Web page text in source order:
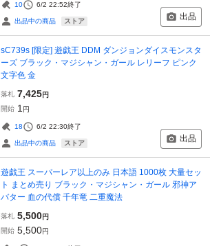
10 6/2 22:52終了
出品中の商品 ストア 出品
sC739s [限定] 遊戯王 DDM ダンジョンダイスモンスタ
ーズ ブラック・マジシャン・ガール レリーフ ピンク
文字色 金
落札 7,425円
開始 1 円
18 6/2 22:30終了
出品中の商品 ストア 出品
遊戯王 スーパーレア以上のみ 日本語 1000枚 大量セッ
ト まとめ売り ブラック・マジシャン・ガール 邪神ア
バター 血の代償 千年竜 二重魔法
落札 5,500円
開始 5,500円